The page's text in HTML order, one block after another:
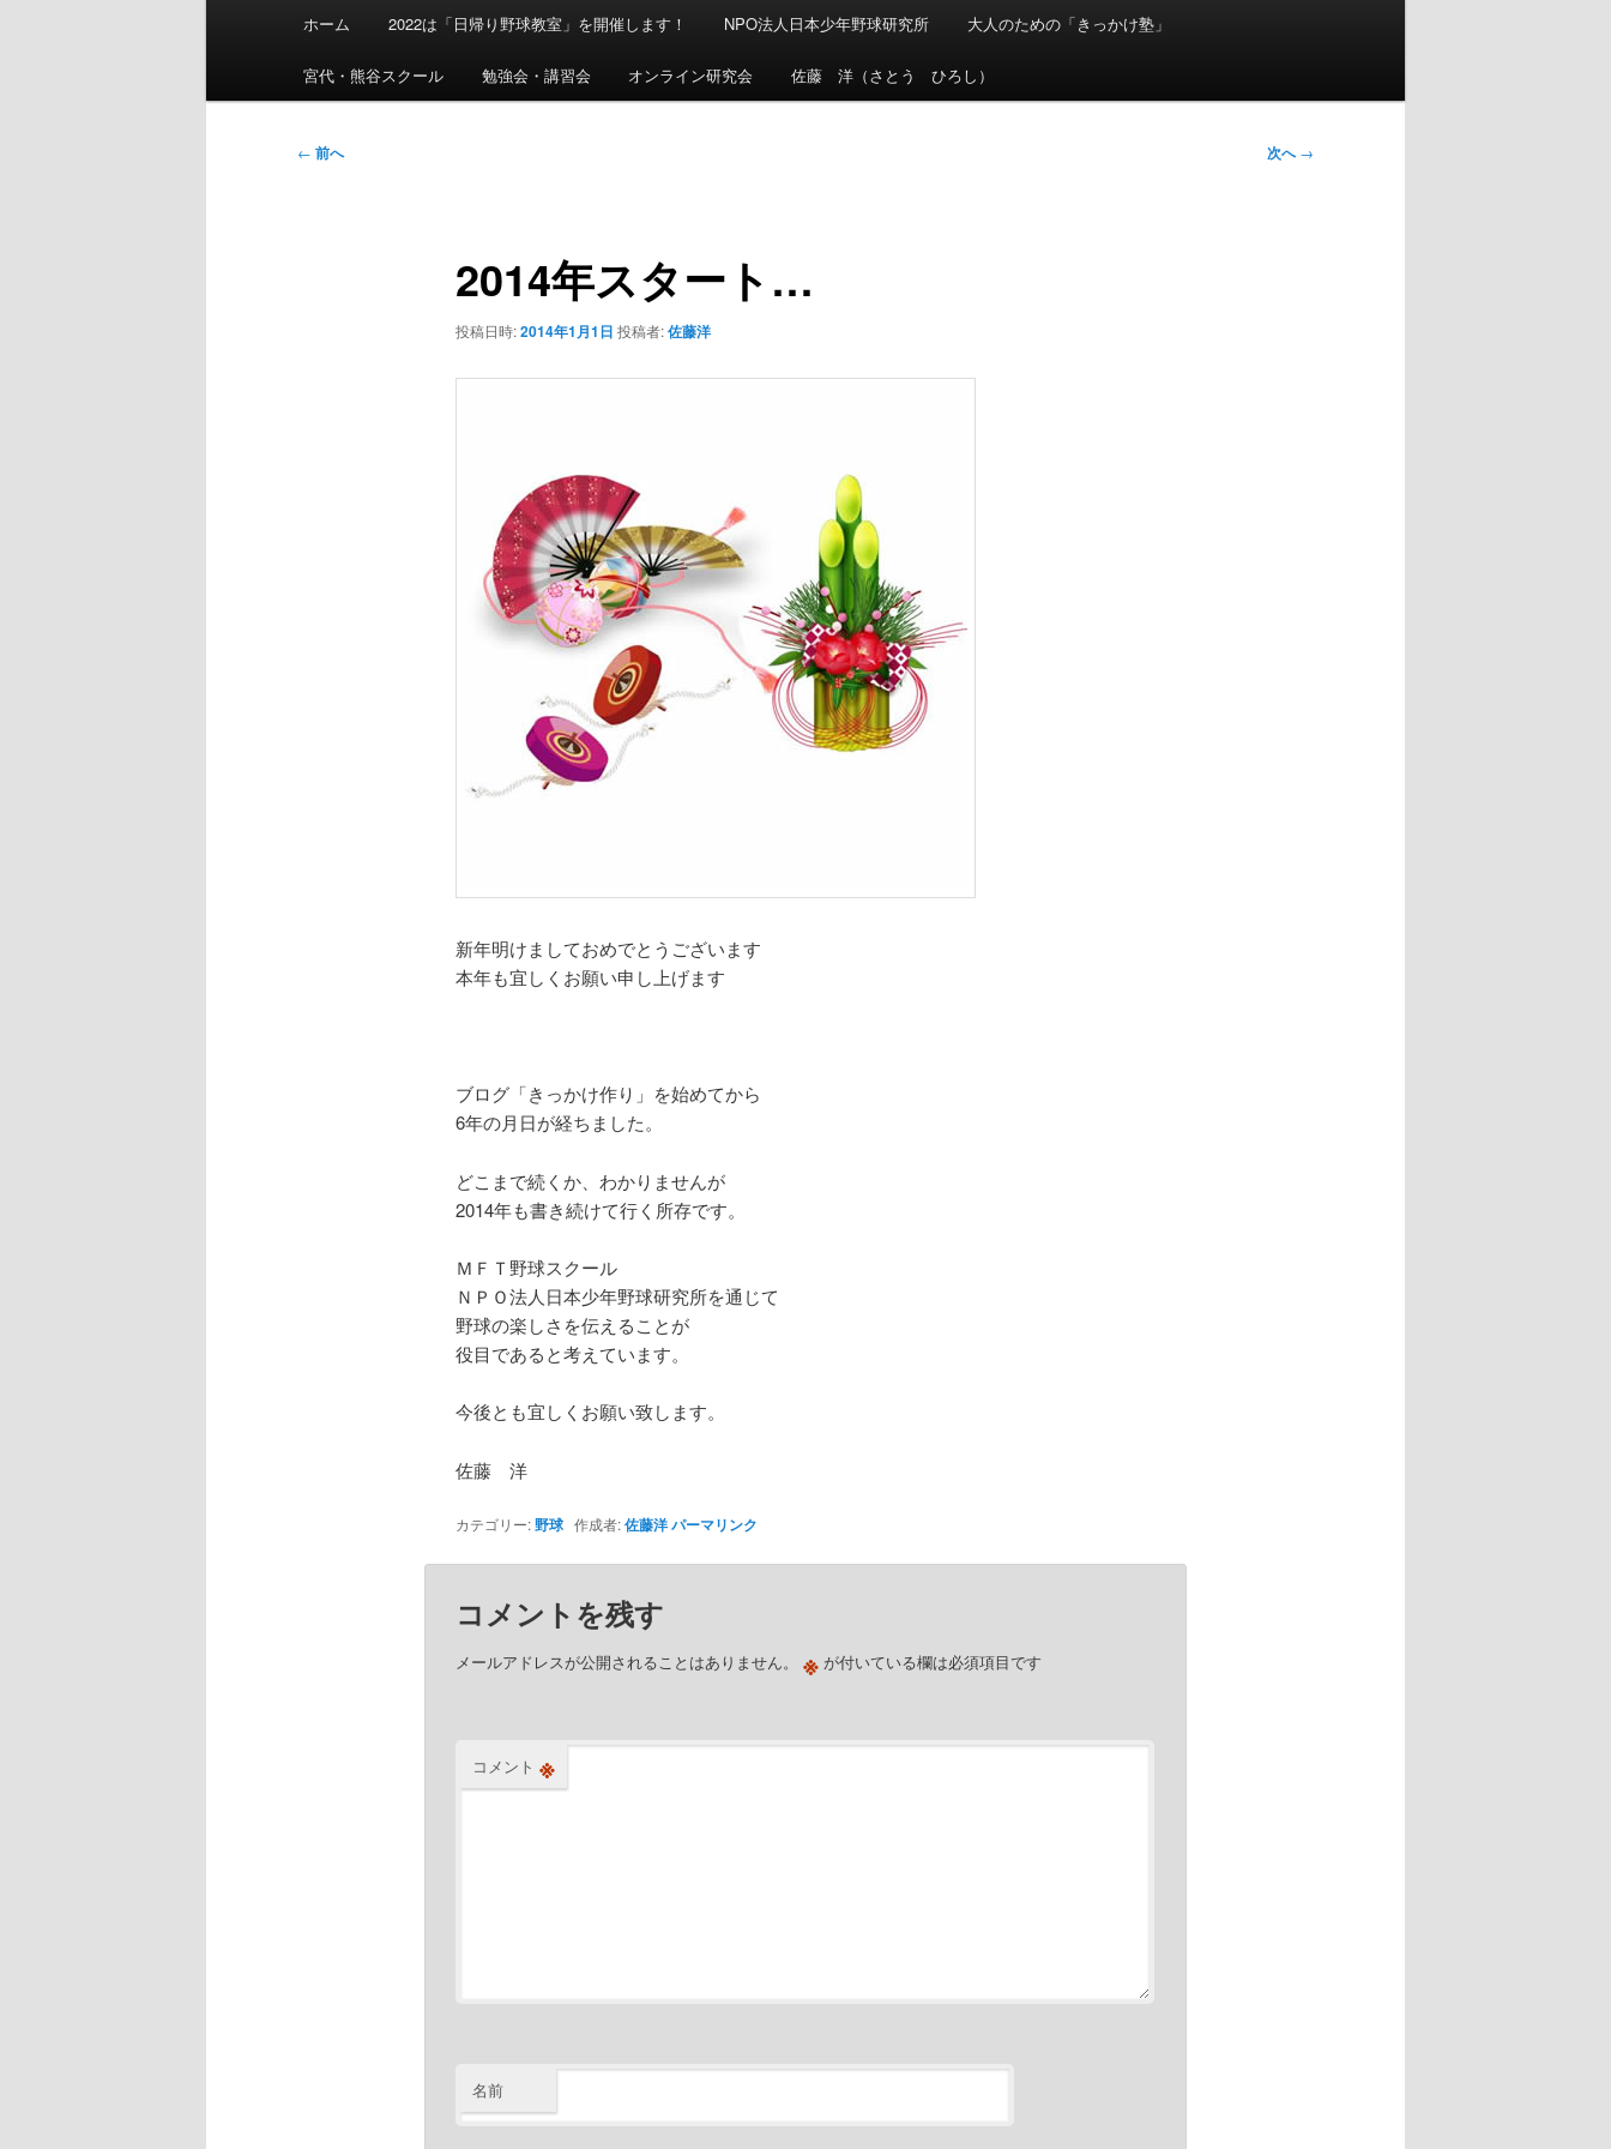
メ
ホーム 2022は「日帰り野球教室」を開催します！ NPO法人日本少年野球研究所 大人のための「きっかけ塾」
宮代・熊谷スクール 勉強会・講習会 オンライン研究会 佐藤 洋（さとう ひろし）
投
← 前へ 次へ→
2014年スタート…
投稿日時:2014年1月1日 投稿者:佐藤洋
新年明けましておめでとうございます
本年も宜しくお願い申し上げます
ブログ「きっかけ作り」を始めてから
6年の月日が経ちました。
どこまで続くか、わかりませんが
2014年も書き続けて行く所存です。
ＭＦＴ野球スクール
ＮＰＯ法人日本少年野球研究所を通じて
野球の楽しさを伝えることが
役目であると考えています。
今後とも宜しくお願い致します。
佐藤 洋
カテゴリー:野球作成者:佐藤洋パーマリンク
コメントを残す
メールアドレスが公開されることはありません。 ※が付いている欄は必須項目です
コメント ※
名前